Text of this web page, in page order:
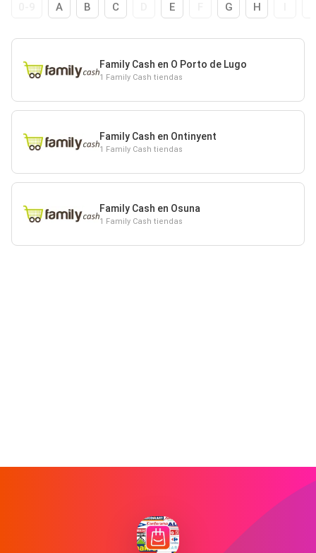
A B C E G H
Family Cash en O Porto de Lugo
1 Family Cash tiendas
Family Cash en Ontinyent
1 Family Cash tiendas
Family Cash en Osuna
1 Family Cash tiendas